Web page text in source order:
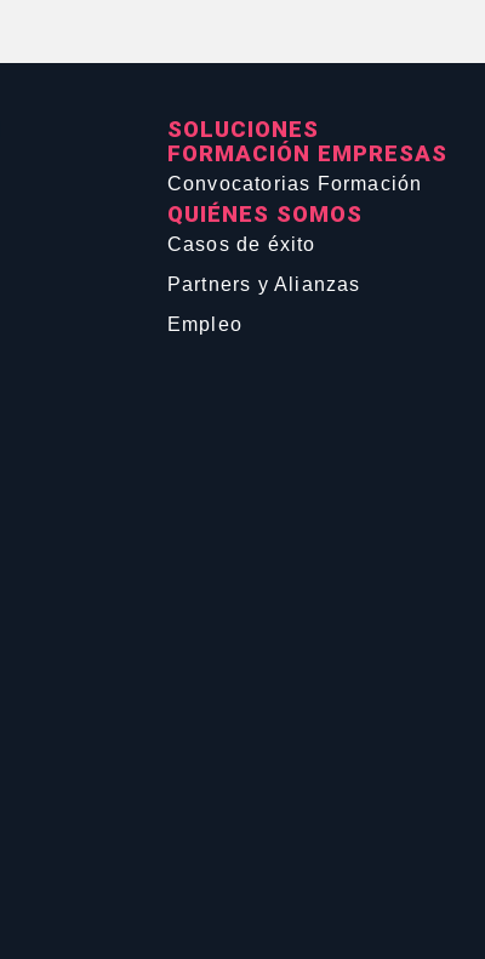
SOLUCIONES
FORMACIÓN EMPRESAS
Convocatorias Formación
QUIÉNES SOMOS
Casos de éxito
Partners y Alianzas
Empleo